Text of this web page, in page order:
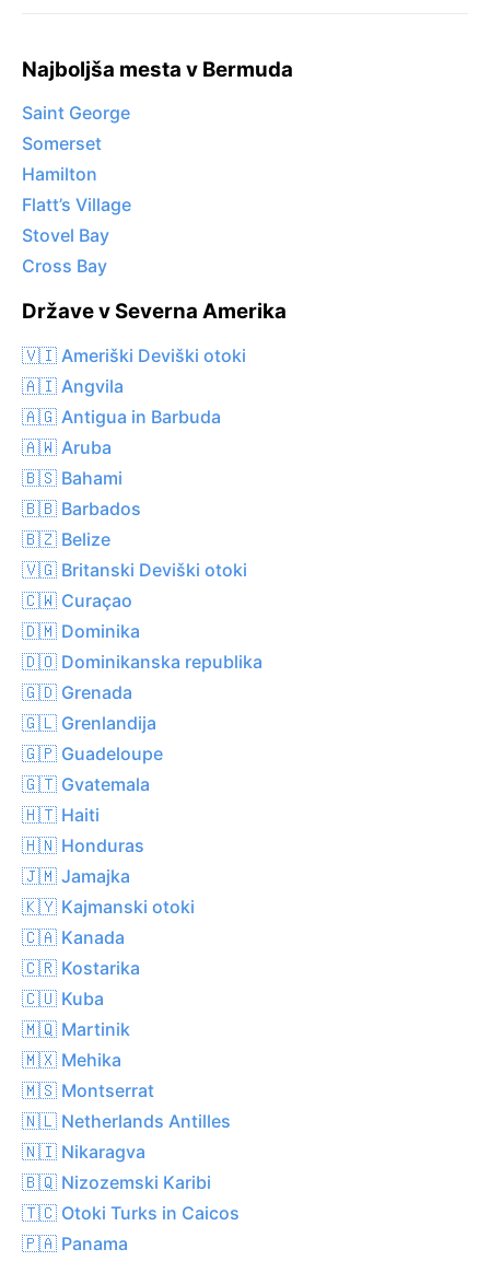
Najboljša mesta v Bermuda
Saint George
Somerset
Hamilton
Flatt’s Village
Stovel Bay
Cross Bay
Države v Severna Amerika
🇻🇮 Ameriški Deviški otoki
🇦🇮 Angvila
🇦🇬 Antigua in Barbuda
🇦🇼 Aruba
🇧🇸 Bahami
🇧🇧 Barbados
🇧🇿 Belize
🇻🇬 Britanski Deviški otoki
🇨🇼 Curaçao
🇩🇲 Dominika
🇩🇴 Dominikanska republika
🇬🇩 Grenada
🇬🇱 Grenlandija
🇬🇵 Guadeloupe
🇬🇹 Gvatemala
🇭🇹 Haiti
🇭🇳 Honduras
🇯🇲 Jamajka
🇰🇾 Kajmanski otoki
🇨🇦 Kanada
🇨🇷 Kostarika
🇨🇺 Kuba
🇲🇶 Martinik
🇲🇽 Mehika
🇲🇸 Montserrat
🇳🇱 Netherlands Antilles
🇳🇮 Nikaragva
🇧🇶 Nizozemski Karibi
🇹🇨 Otoki Turks in Caicos
🇵🇦 Panama